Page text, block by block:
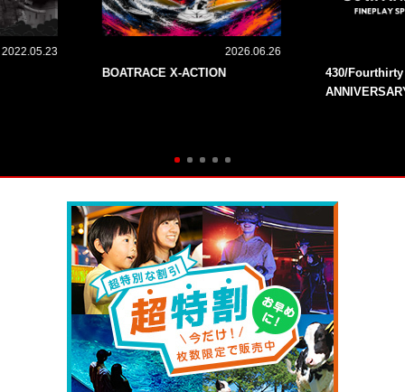
2022.05.23 2026.06.26
BOATRACE X-ACTION
430/